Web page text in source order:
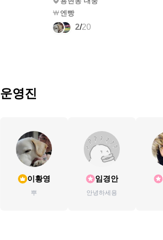
엔빵
2/20
운영진
이황영
뿌
임경안
안녕하세용